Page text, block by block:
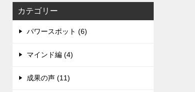
カテゴリー
パワースポット (6)
マインド編 (4)
成果の声 (11)